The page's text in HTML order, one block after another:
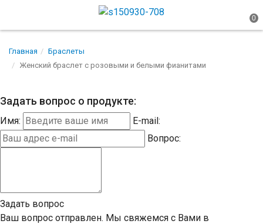
Главная
Браслеты
Женский браслет с розовыми и белыми фианитами
Задать вопрос о продукте:
Имя:
E-mail:
Вопрос:
Задать вопрос
Ваш вопрос отправлен. Мы свяжемся с Вами в